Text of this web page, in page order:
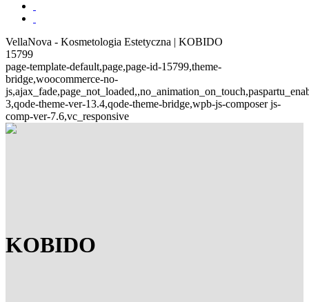
VellaNova - Kosmetologia Estetyczna | KOBIDO
15799
page-template-default,page,page-id-15799,theme-
bridge,woocommerce-no-
3,qode-theme-ver-13.4,qode-theme-bridge,wpb-js-composer js-
comp-ver-7.6,vc_responsive
KOBIDO